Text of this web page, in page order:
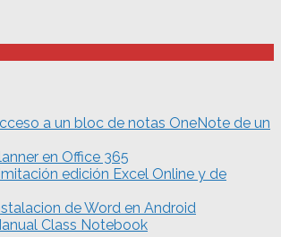
a un bloc de notas OneNote de un
en Office 365
edición Excel Online y de
de Word en Android
Class Notebook